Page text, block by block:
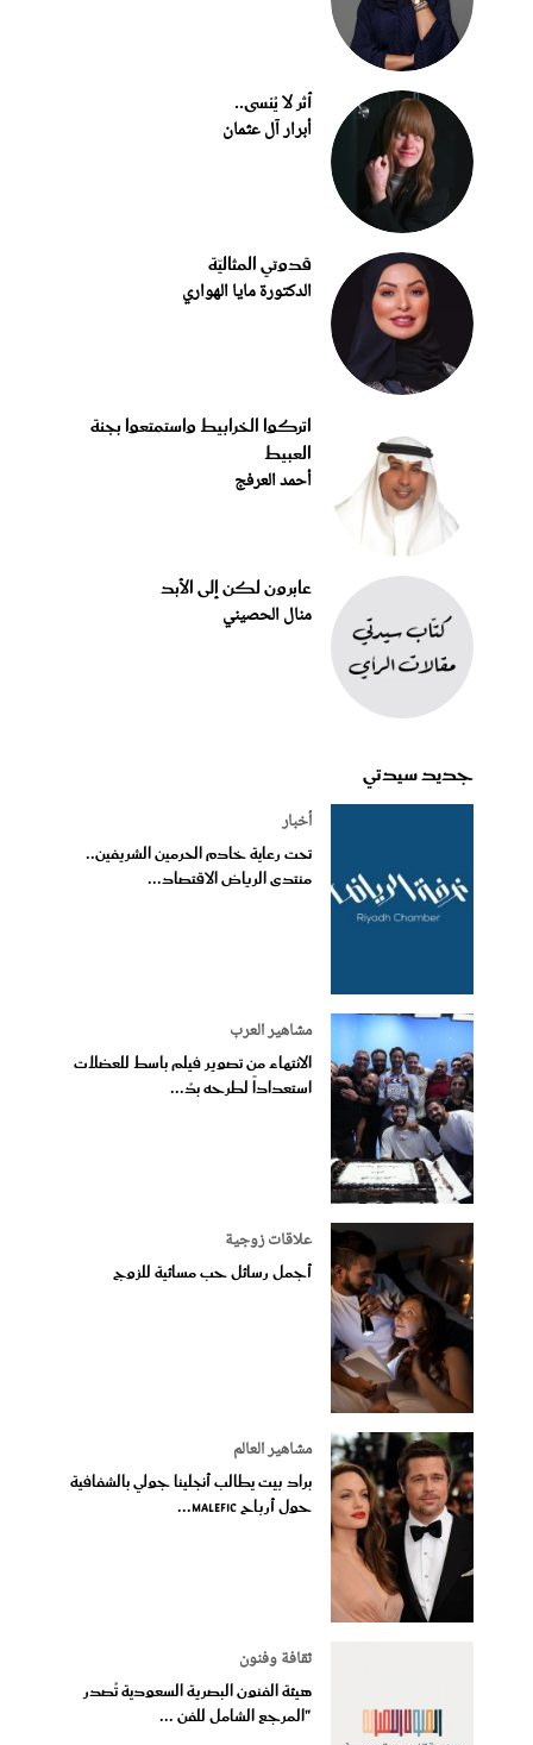
أثر لا يُنسى..
أبرار آل عثمان
قدوتي المثاليّة
الدكتورة مايا الهواري
اتركوا الخرابيط واستمتعوا بجنة
العبيط
أحمد العرفج
عابرون لكن إلى الأبد
منال الحصيني
جديد سيدتي
أخبار
تحت رعاية خادم الحرمين الشريفين..
منتدى الرياض الاقتصاد...
مشاهير العرب
الانتهاء من تصوير فيلم باسط للعضلات
استعداداً لطرحه بدُ...
علاقات زوجية
أجمل رسائل حب مسائية للزوج
مشاهير العالم
براد بيت يطالب أنجلينا جولي بالشفافية
حول أرباح Malefic...
ثقافة وفنون
هيئة الفنون البصرية السعودية تُصدر
"المرجع الشامل للفن ...